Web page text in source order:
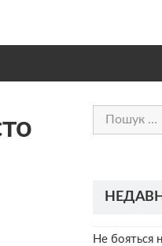
Пошук:
Не бояться